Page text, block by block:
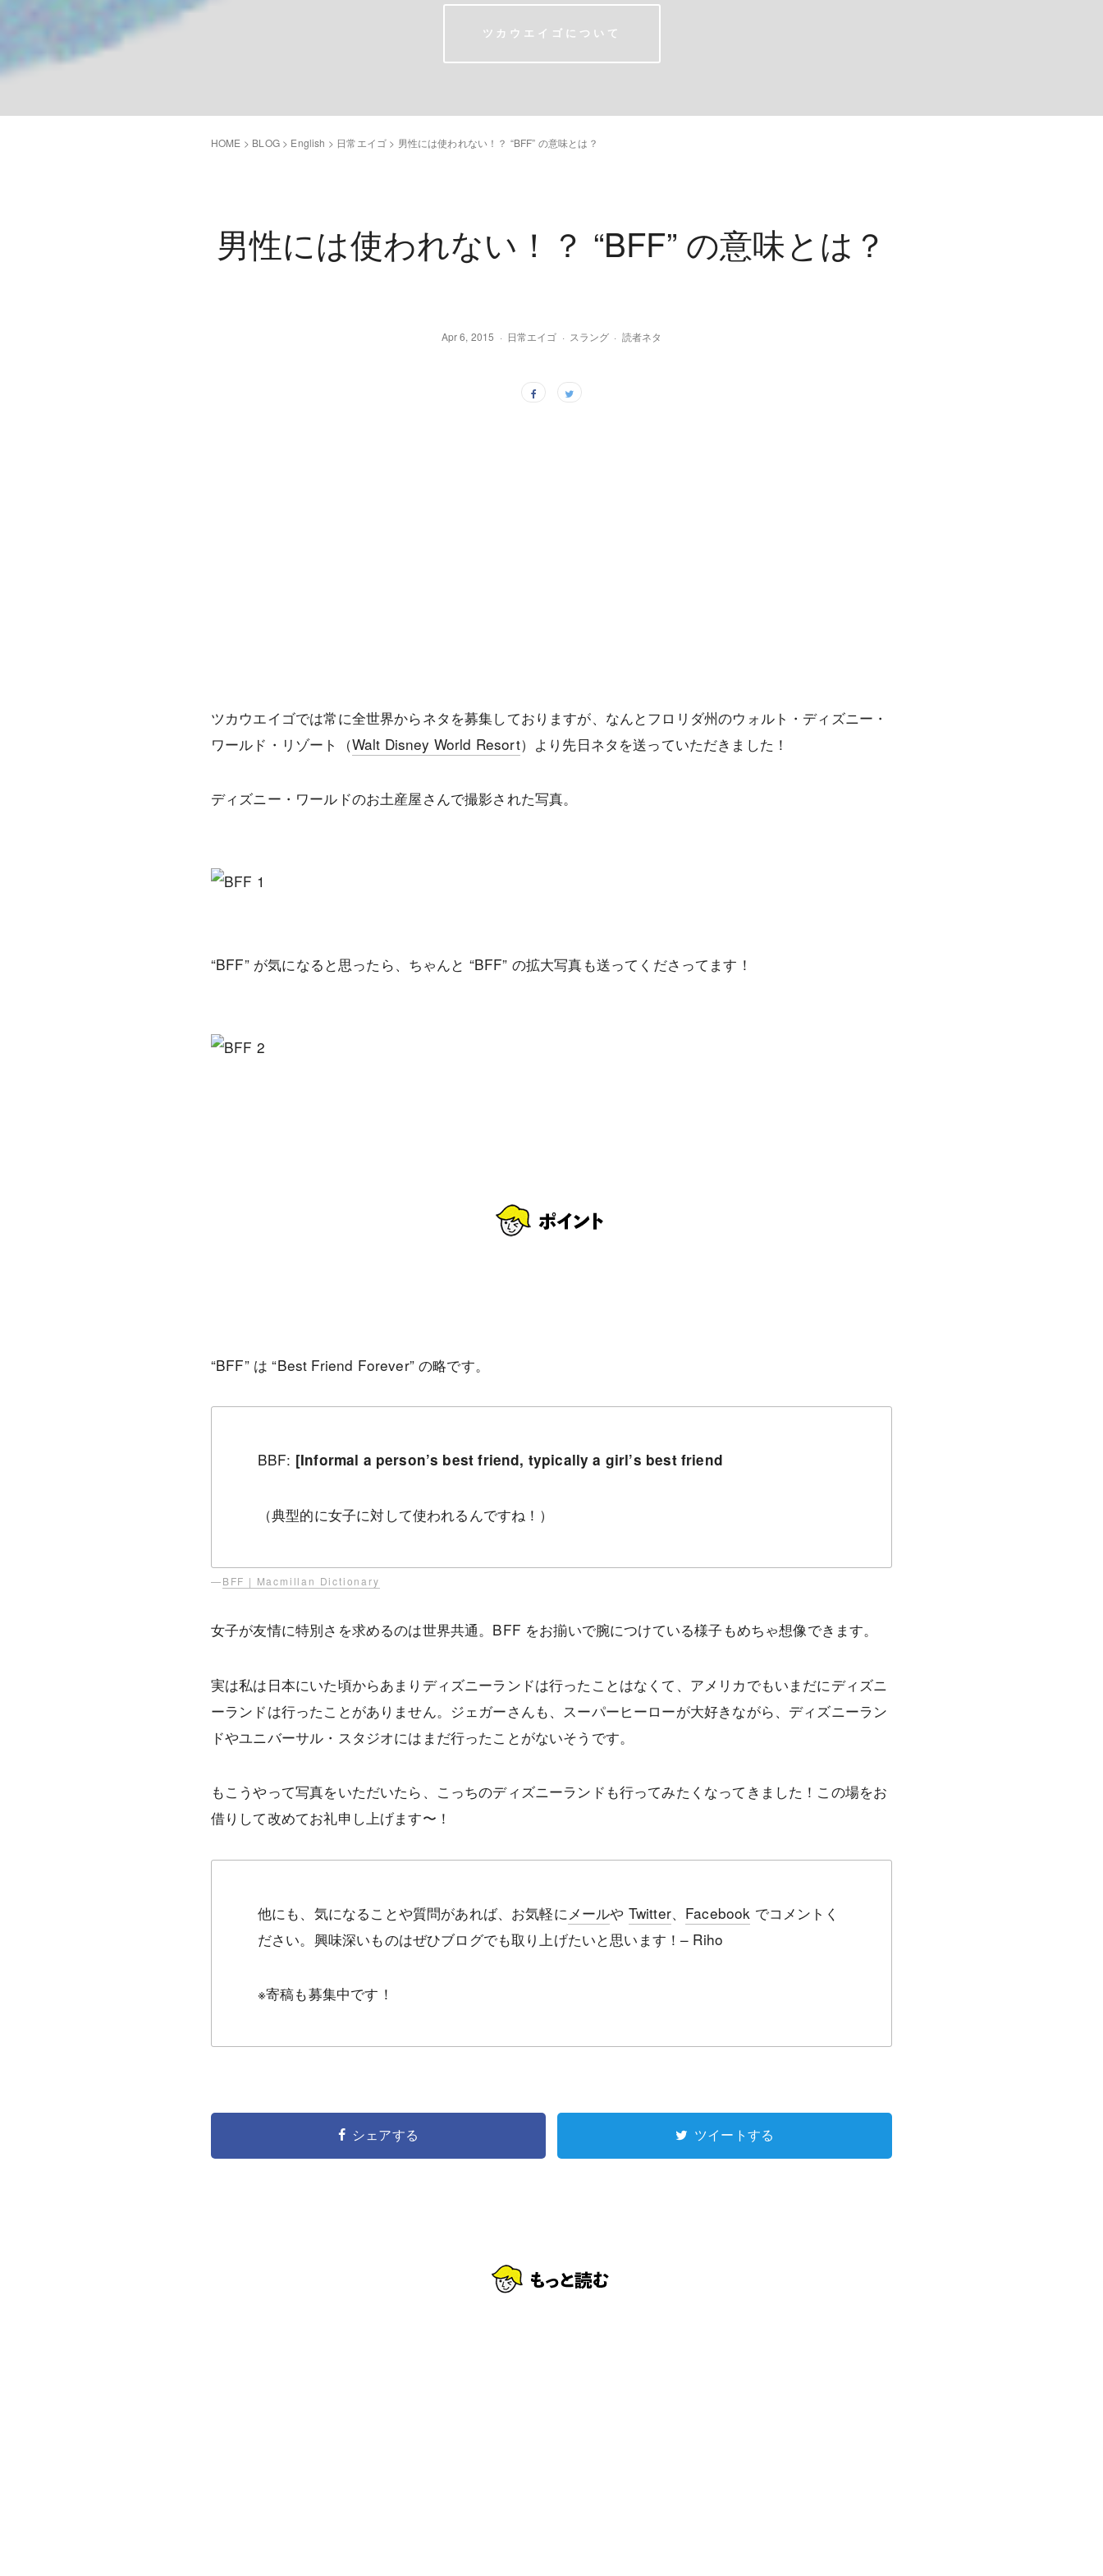
ツカウエイゴについて
HOME > BLOG> English > 日常エイゴ > 男性には使われない！？ “BFF” の意味とは？
男性には使われない！？ “BFF” の意味とは？
Apr 6, 2015 日常エイゴ スラング 読者ネタ
ツカウエイゴでは常に全世界からネタを募集しておりますが、なんとフロリダ州のウォルト・ディズニー・
ワールド・リゾート（Walt Disney World Resort）より先日ネタを送っていただきました！
ディズニー・ワールドのお土産屋さんで撮影された写真。
“BFF” が気になると思ったら、ちゃんと “BFF” の拡大写真も送ってくださってます！
“BFF” は “Best Friend Forever” の略です。
BBF: [Informal a person’s best friend, typically a girl’s best friend
（典型的に女子に対して使われるんですね！）
—BFF | Macmillan Dictionary
女子が友情に特別さを求めるのは世界共通。BFF をお揃いで腕につけている様子もめちゃ想像できます。
実は私は日本にいた頃からあまりディズニーランドは行ったことはなくて、アメリカでもいまだにディズニ
ーランドは行ったことがありません。ジェガーさんも、スーパーヒーローが大好きながら、ディズニーラン
ドやユニバーサル・スタジオにはまだ行ったことがないそうです。
もこうやって写真をいただいたら、こっちのディズニーランドも行ってみたくなってきました！この場をお
借りして改めてお礼申し上げます〜！
他にも、気になることや質問があれば、お気軽に メールや Twitter、 Facebook でコメントく
ださい。興味深いものはぜひブログでも取り上げたいと思います！– Riho
※寄稿も募集中です！
シェアする ツイートする